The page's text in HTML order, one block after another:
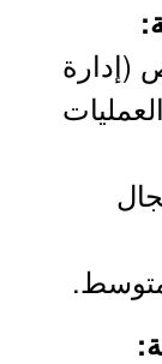
(إدارة
متوسط.